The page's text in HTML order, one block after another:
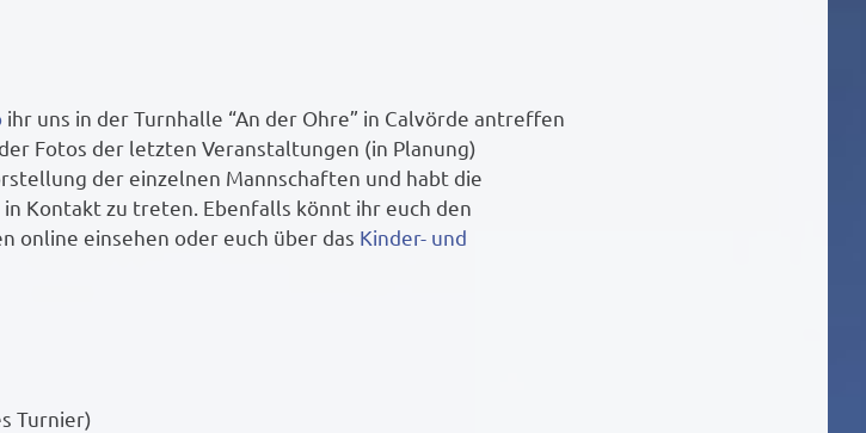
ihr uns in der Turnhalle “An der Ohre” in Calvörde antreffen
Fotos der letzten Veranstaltungen (in Planung)
der einzelnen Mannschaften und habt die
in Kontakt zu treten. Ebenfalls könnt ihr euch den
online einsehen oder euch über das Kinder- und
Turnier)